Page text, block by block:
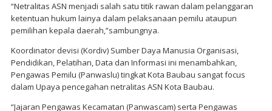
“Netralitas ASN menjadi salah satu titik rawan dalam pelanggaran
ketentuan hukum lainya dalam pelaksanaan pemilu ataupun
pemilihan kepala daerah,”sambungnya.
Koordinator devisi (Kordiv) Sumber Daya Manusia Organisasi,
Pendidikan, Pelatihan, Data dan Informasi ini menambahkan,
Pengawas Pemilu (Panwaslu) tingkat Kota Baubau sangat focus
dalam Upaya pencegahan netralitas ASN Kota Baubau.
“Jajaran Pengawas Kecamatan (Panwascam) serta Pengawas